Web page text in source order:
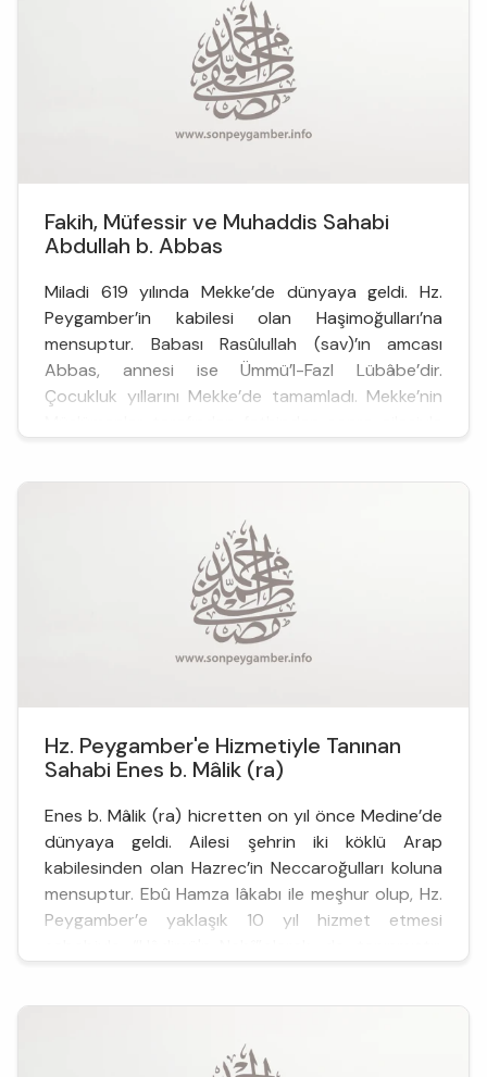
Fakih, Müfessir ve Muhaddis Sahabi
Abdullah b. Abbas
Miladi 619 yılında Mekke’de dünyaya geldi. Hz.
Peygamber’in kabilesi olan Haşimoğulları’na
mensuptur. Babası Rasûlullah (sav)’ın amcası
Abbas, annesi ise Ümmü’l-Fazl Lübâbe’dir.
Çocukluk yıllarını Mekke’de tamamladı. Mekke’nin
Hz. Peygamber'e Hizmetiyle Tanınan
Sahabi Enes b. Mâlik (ra)
Enes b. Mâlik (ra) hicretten on yıl önce Medine’de
dünyaya geldi. Ailesi şehrin iki köklü Arap
kabilesinden olan Hazrec’in Neccaroğulları koluna
mensuptur. Ebû Hamza lâkabı ile meşhur olup, Hz.
Peygamber’e yaklaşık 10 yıl hizmet etmesi